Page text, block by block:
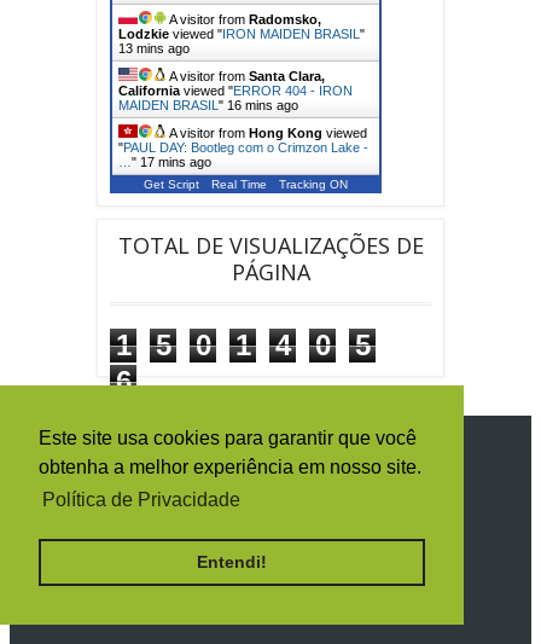
Este site usa cookies para garantir que você
obtenha a melhor experiência em nosso site.
Política de Privacidade
Entendi!
A visitor from Radomsko,
Lodzkie viewed "IRON MAIDEN BRASIL "
13 mins ago
A visitor from Santa Clara,
California viewed "ERROR 404 - IRON
MAIDEN BRASIL " 16 mins ago
A visitor from Hong Kong viewed
"PAUL DAY: Bootleg com o Crimzon Lake -
" 17 mins ago
A visitor fromRio De Janeiro
Get Script Real Time Tracking ON
TOTAL DE VISUALIZAÇÕES DE
PÁGINA
1 5 0 1 4 0
5
6
SIGA O IRON MAIDEN BRASIL
RECEBA TODAS AS NOTÍCIAS POR E-